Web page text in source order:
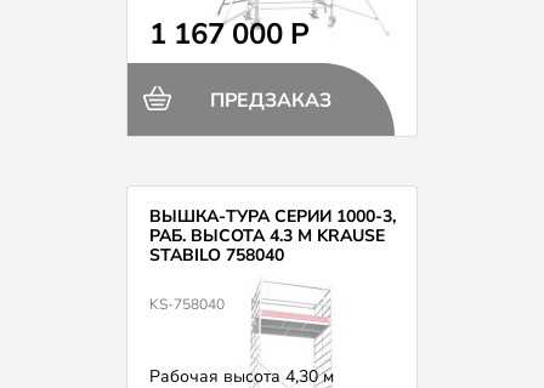
1 167 000 Р
ПРЕДЗАКАЗ
ВЫШКА-ТУРА СЕРИИ 1000-3,
РАБ. ВЫСОТА 4.3 М KRAUSE
STABILO 758040
KS-758040
Рабочая высота 4,30 м